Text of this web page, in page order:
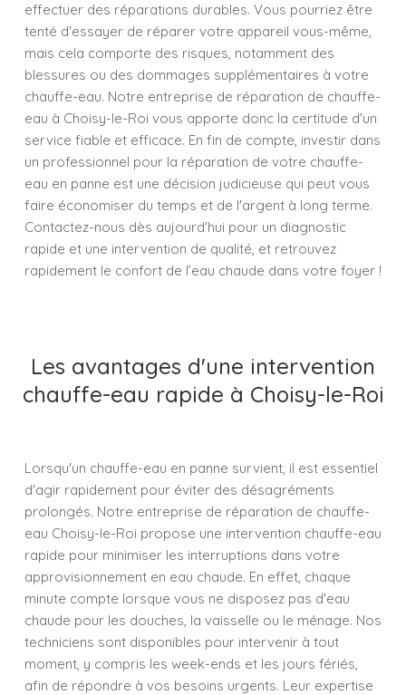
effectuer des réparations durables. Vous pourriez être
tenté d'essayer de réparer votre appareil vous-même,
mais cela comporte des risques, notamment des
blessures ou des dommages supplémentaires à votre
chauffe-eau. Notre entreprise de réparation de chauffe-
eau à Choisy-le-Roi vous apporte donc la certitude d'un
service fiable et efficace. En fin de compte, investir dans
un professionnel pour la réparation de votre chauffe-
eau en panne est une décision judicieuse qui peut vous
faire économiser du temps et de l'argent à long terme.
Contactez-nous dès aujourd'hui pour un diagnostic
rapide et une intervention de qualité, et retrouvez
rapidement le confort de l’eau chaude dans votre foyer !
Les avantages d'une intervention
chauffe-eau rapide à Choisy-le-Roi
Lorsqu'un chauffe-eau en panne survient, il est essentiel
d'agir rapidement pour éviter des désagréments
prolongés. Notre entreprise de réparation de chauffe-
eau Choisy-le-Roi propose une intervention chauffe-eau
rapide pour minimiser les interruptions dans votre
approvisionnement en eau chaude. En effet, chaque
minute compte lorsque vous ne disposez pas d'eau
chaude pour les douches, la vaisselle ou le ménage. Nos
techniciens sont disponibles pour intervenir à tout
moment, y compris les week-ends et les jours fériés,
afin de répondre à vos besoins urgents. Leur expertise